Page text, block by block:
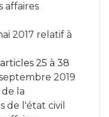
affaires
2017 relatif à
25 à 38
2019
la
de l'état civil